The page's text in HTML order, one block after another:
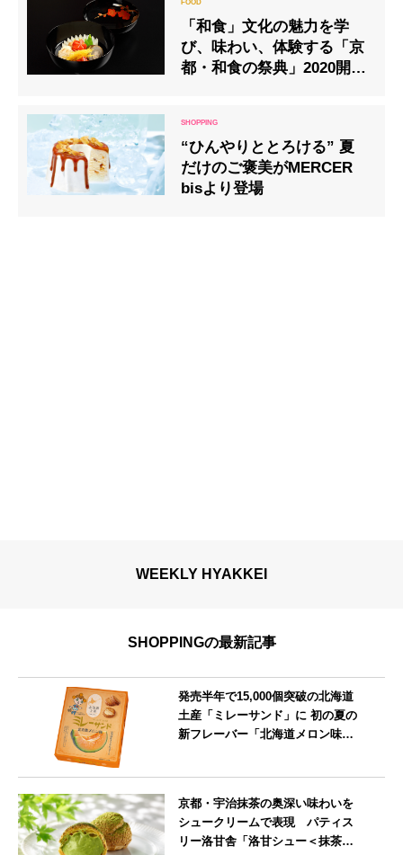
「和食」文化の魅力を学
び、味わい、体験する「京
都・和食の祭典」2020開
“ひんやりととろける” 夏
だけのご褒美がMERCER
bisより登場
WEEKLY HYAKKEI
SHOPPINGの最新記事
発売半年で15,000個突破の北海道
土産「ミレーサンド」に 初の夏の
新フレーバー「北海道メロン味」
京都・宇治抹茶の奥深い味わいを
シュークリームで表現 パティス
リー洛甘舎「洛甘シュー＜抹茶